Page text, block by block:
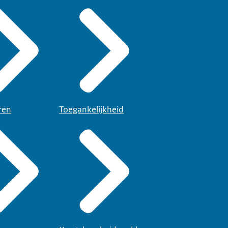
Toegankelijkheid